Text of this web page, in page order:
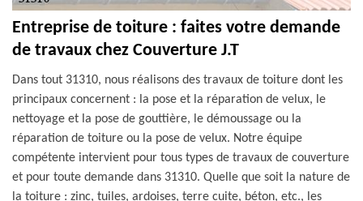
Entreprise de toiture : faites votre demande
de travaux chez Couverture J.T
Dans tout 31310, nous réalisons des travaux de toiture dont les
principaux concernent : la pose et la réparation de velux, le
nettoyage et la pose de gouttière, le démoussage ou la
réparation de toiture ou la pose de velux. Notre équipe
compétente intervient pour tous types de travaux de couverture
et pour toute demande dans 31310. Quelle que soit la nature de
la toiture : zinc, tuiles, ardoises, terre cuite, béton, etc., les